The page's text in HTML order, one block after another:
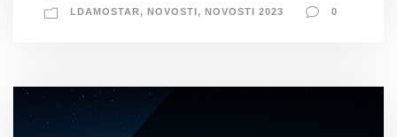
LDAMOSTAR, NOVOSTI , NOVOSTI 2023 0